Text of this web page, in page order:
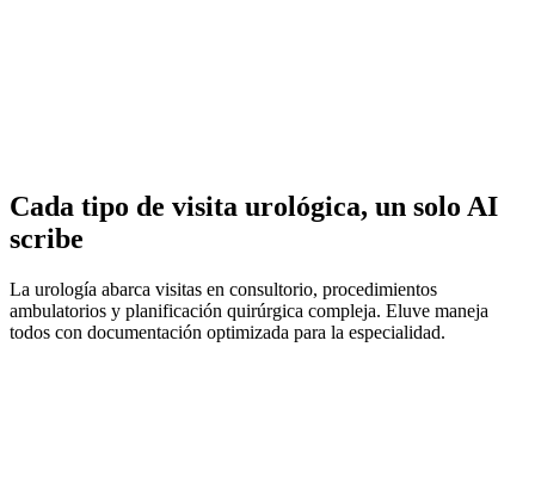
Cada tipo de visita urológica, un solo AI
scribe
La urología abarca visitas en consultorio, procedimientos
ambulatorios y planificación quirúrgica compleja. Eluve maneja
todos con documentación optimizada para la especialidad.